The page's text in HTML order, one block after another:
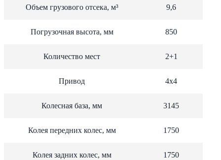
Объем грузового отсека, м³ 9,6
Погрузочная высота, мм 850
Количество мест 2+1
Привод 4х4
Колесная база, мм 3145
Колея передних колес, мм 1750
Колея задних колес, мм 1750